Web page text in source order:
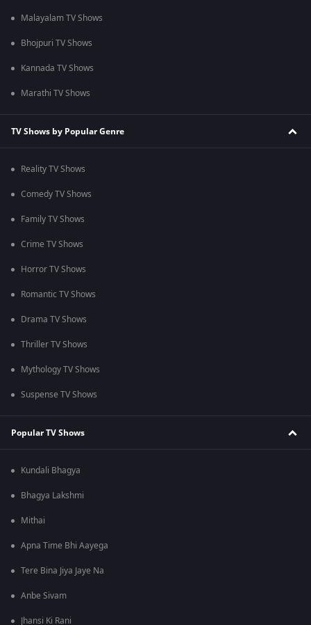
Malayalam TV Shows
Bhojpuri TV Shows
Kannada TV Shows
Marathi TV Shows
TV Shows by Popular Genre
Reality TV Shows
Comedy TV Shows
Family TV Shows
Crime TV Shows
Horror TV Shows
Romantic TV Shows
Drama TV Shows
Thriller TV Shows
Mythology TV Shows
Suspense TV Shows
Popular TV Shows
Kundali Bhagya
Bhagya Lakshmi
Mithai
Apna Time Bhi Aayega
Tere Bina Jiya Jaye Na
Anbe Sivam
Jhansi Ki Rani